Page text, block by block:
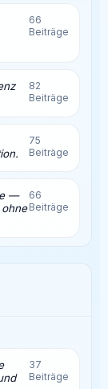
66
Beiträge
82
Beiträge
75
Beiträge
—
66
Beiträge
37
Beiträge